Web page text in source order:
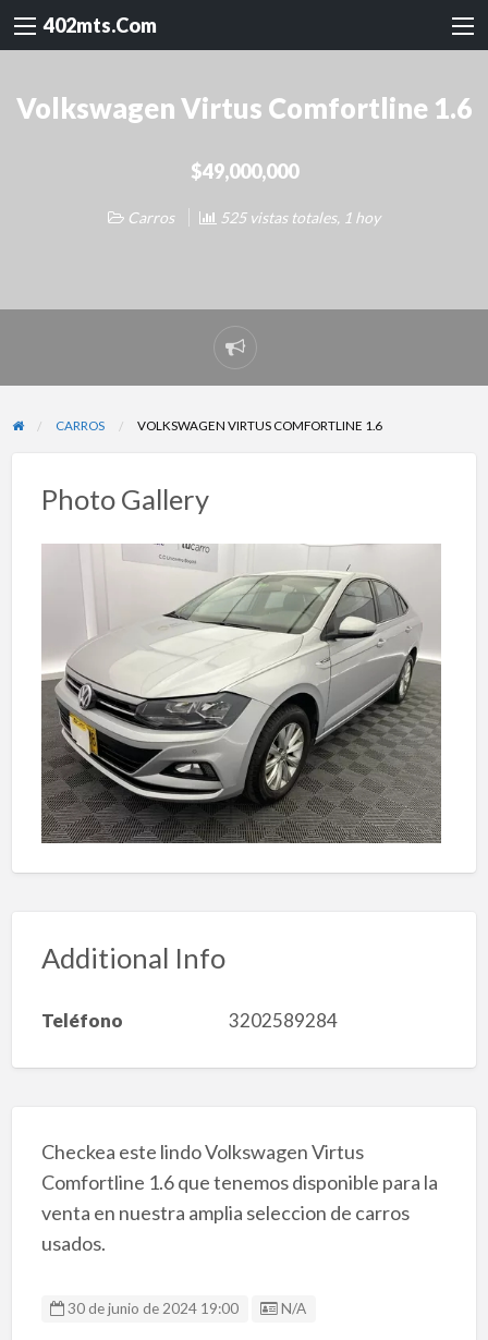
402mts.Com
Volkswagen Virtus Comfortline 1.6
$49,000,000
Carros 525 vistas totales, 1 hoy
Reportar
problema
CARROS VOLKSWAGEN VIRTUS COMFORTLINE 1.6
Photo Gallery
Additional Info
Teléfono 3202589284
Checkea este lindo Volkswagen Virtus
Comfortline 1.6 que tenemos disponible para la
venta en nuestra amplia seleccion de carros
usados.
30 de junio de 2024 19:00 Listing ID
N/A